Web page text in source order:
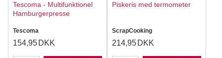
Tescoma - Multifunktionel
Hamburgerpresse
Tescoma
154,95 DKK
Piskeris med termometer
ScrapCooking
214,95 DKK